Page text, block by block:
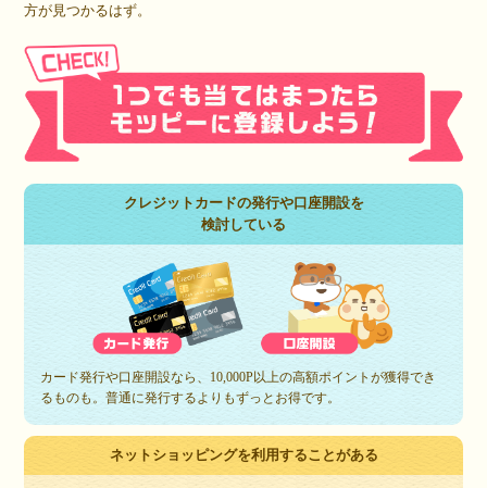
方が見つかるはず。
クレジットカードの発行や口座開設を
検討している
カード発行や口座開設なら、10,000P以上の高額ポイントが獲得でき
るものも。普通に発行するよりもずっとお得です。
ネットショッピングを利用することがある